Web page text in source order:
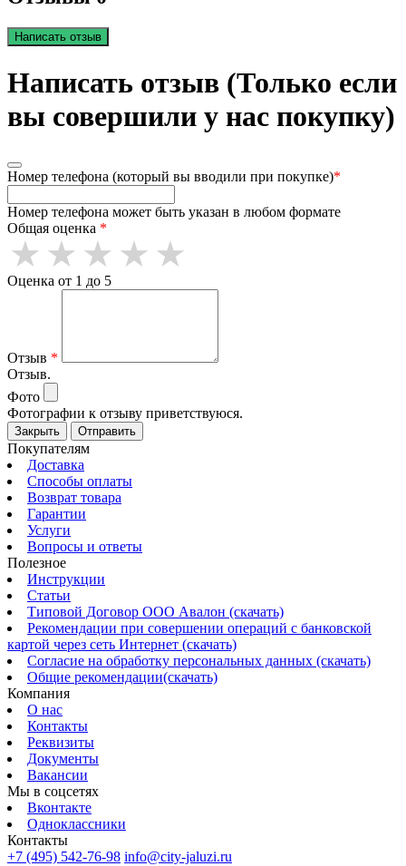
Написать отзыв
Написать отзыв (Только если
вы совершили у нас покупку)
Номер телефона (который вы вводили при покупке)*
Номер телефона может быть указан в любом формате
Общая оценка *
Оценка от 1 до 5
Отзыв *
Отзыв.
Фото
Фотографии к отзыву приветствуюся.
Закрыть Отправить
Покупателям
Доставка
Способы оплаты
Возврат товара
Гарантии
Услуги
Вопросы и ответы
Полезное
Инструкции
Статьи
Типовой Договор ООО Авалон (скачать)
Рекомендации при совершении операций с банковской
картой через сеть Интернет (скачать)
Согласие на обработку персональных данных (скачать)
Общие рекомендации(скачать)
Компания
О нас
Контакты
Реквизиты
Документы
Вакансии
Мы в соцсетях
Вконтакте
Одноклассники
Контакты
+7 (495) 542-76-98 info@city-jaluzi.ru